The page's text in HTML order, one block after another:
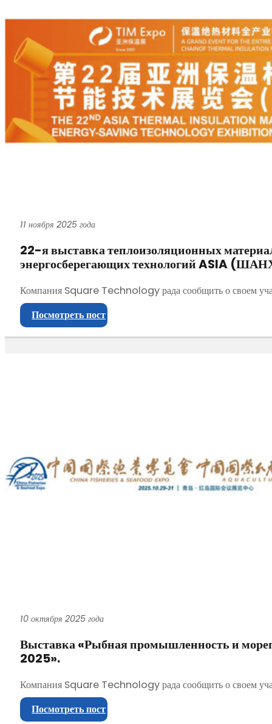
11 ноября 2025 года
22-я выставка теплоизоляционных
энергосберегающих технологий ASIA
Компания Square Technology рада сообщить о своем
Посмотреть пост
10 октября 2025 года
Выставка «Рыбная промышленность и
2025».
Компания Square Technology рада сообщить о своем
Посмотреть пост